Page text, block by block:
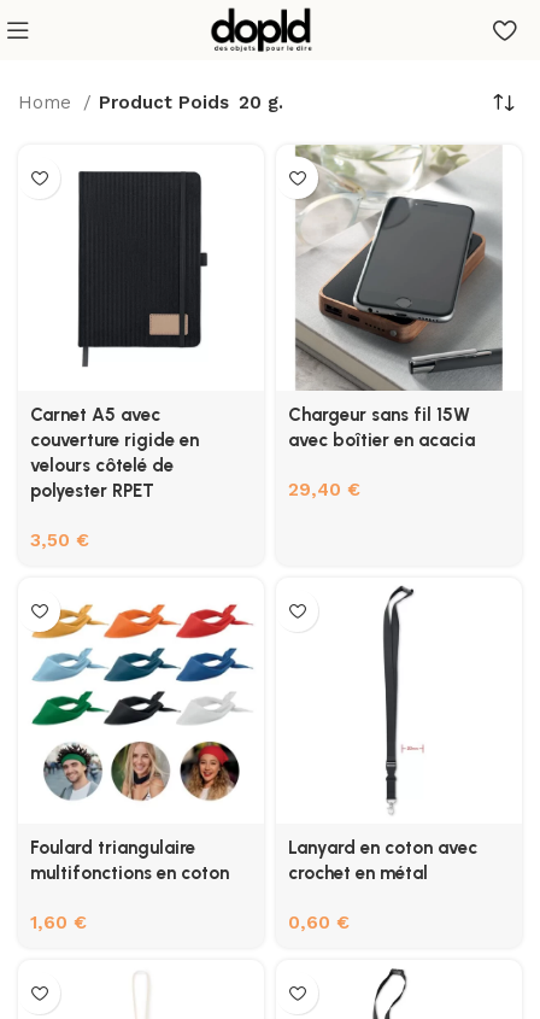
Home Product Poids 20 g.
Carnet A5 avec
couverture rigide en
velours côtelé de
polyester RPET
3,50 €
Chargeur sans fil 15W
avec boîtier en acacia
29,40 €
Foulard triangulaire
multifonctions en coton
1,60 €
Lanyard en coton avec
crochet en métal
0,60 €